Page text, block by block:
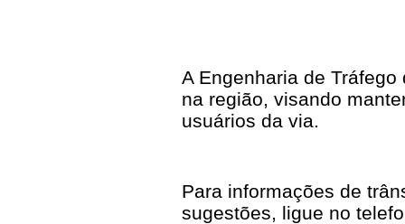
A Engenharia de
na região, visando
usuários da via.
Para informações de
sugestões, ligue no